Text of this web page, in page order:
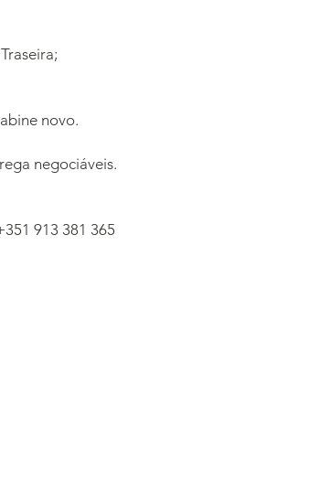
novo.
negociáveis.
913 381 365